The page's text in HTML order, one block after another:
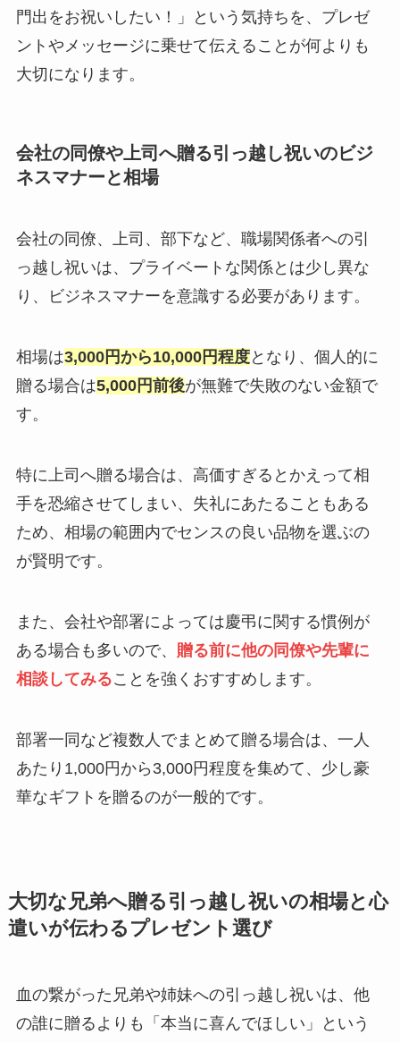
門出をお祝いしたい！」という気持ちを、プレゼ
ントやメッセージに乗せて伝えることが何よりも
大切になります。
会社の同僚や上司へ贈る引っ越し祝いのビジ
ネスマナーと相場
会社の同僚、上司、部下など、職場関係者への引
っ越し祝いは、プライベートな関係とは少し異な
り、ビジネスマナーを意識する必要があります。
相場は3,000円から10,000円程度となり、個人的に
贈る場合は5,000円前後が無難で失敗のない金額で
す。
特に上司へ贈る場合は、高価すぎるとかえって相
手を恐縮させてしまい、失礼にあたることもある
ため、相場の範囲内でセンスの良い品物を選ぶの
が賢明です。
また、会社や部署によっては慶弔に関する慣例が
ある場合も多いので、 贈る前に他の同僚や先輩に
相談してみることを強くおすすめします。
部署一同など複数人でまとめて贈る場合は、一人
あたり1,000円から3,000円程度を集めて、少し豪
華なギフトを贈るのが一般的です。
大切な兄弟へ贈る引っ越し祝いの相場と心
遣いが伝わるプレゼント選び
血の繋がった兄弟や姉妹への引っ越し祝いは、他
の誰に贈るよりも「本当に喜んでほしい」という